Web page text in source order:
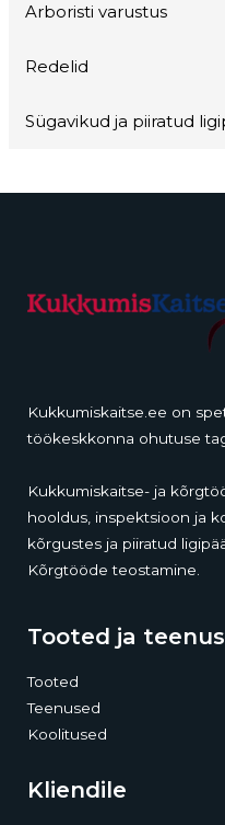
Arboristi varustus
Redelid
Sügavikud ja piiratud
Kukkumiskaitse.ee on
töökeskkonna ohutuse
Kukkumiskaitse- ja
hooldus, inspektsioon ja
kõrgustes ja piiratud
Kõrgtööde teostamine.
Tooted ja
Tooted
Teenused
Koolitused
Kliendile